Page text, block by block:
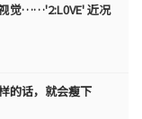
觉……'2:L0VE' 近况
的话，就会瘦下